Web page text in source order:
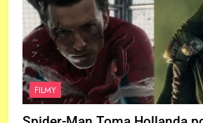
FILMY